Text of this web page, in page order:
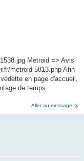
Metroid => Avis
metroid-5813.php Afin
en page d'accueil,
de temps
Aller au message